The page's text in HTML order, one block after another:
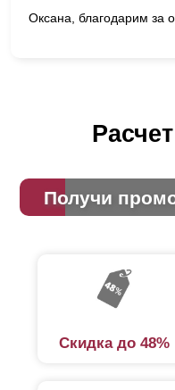
Оксана, благодарим за
Получи
Скидка до 48%